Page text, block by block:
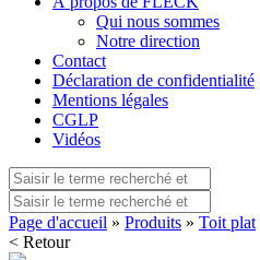
Qui nous sommes
Notre direction
Contact
Déclaration de confidentialité
Mentions légales
CGLP
Vidéos
Page d'accueil » Produits » Toit plat
< Retour